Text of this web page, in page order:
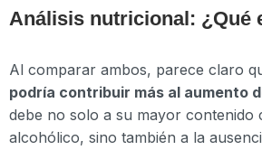
Análisis nutricional: ¿Qué
Al comparar ambos, parece claro
podría contribuir más al aumento
debe no solo a su mayor contenido
alcohólico, sino también a la